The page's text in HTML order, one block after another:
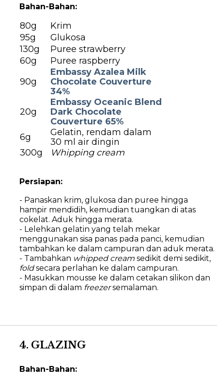
Bahan-Bahan:
80g
Krim
95g
Glukosa
130g
Puree strawberry
60g
Puree raspberry
90g
Embassy Azalea Milk
Chocolate Couverture
34%
20g
Embassy Oceanic Blend
Dark Chocolate
Couverture 65%
6g
Gelatin, rendam dalam
30 ml air dingin
300g
Whipping cream
Persiapan:
- Panaskan krim, glukosa dan puree hingga
hampir mendidih, kemudian tuangkan di atas
cokelat. Aduk hingga merata.
- Lelehkan gelatin yang telah mekar
menggunakan sisa panas pada panci, kemudian
tambahkan ke dalam campuran dan aduk merata.
- Tambahkan whipped cream sedikit demi sedikit,
foldsecara perlahan ke dalam campuran.
- Masukkan mousse ke dalam cetakan silikon dan
simpan di dalam freezersemalaman.
4. GLAZING
Bahan-Bahan: